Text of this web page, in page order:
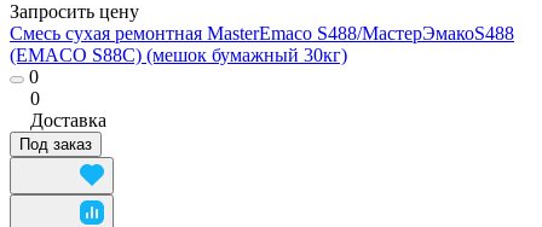
Запросить цену
Смесь сухая ремонтная MasterEmaco S488/МастерЭмакоS488
(EMACO S88C) (мешок бумажный 30кг)
0
0
Доставка
Под заказ